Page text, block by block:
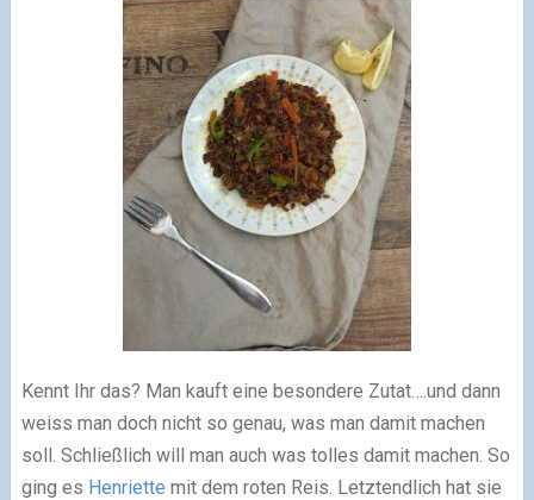
Kennt Ihr das? Man kauft eine besondere Zutat….und dann
weiss man doch nicht so genau, was man damit machen
soll. Schließlich will man auch was tolles damit machen. So
ging es Henriette mit dem roten Reis. Letztendlich hat sie